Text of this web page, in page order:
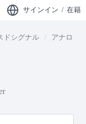
サインイン / 在籍
ドシグナル アナログ